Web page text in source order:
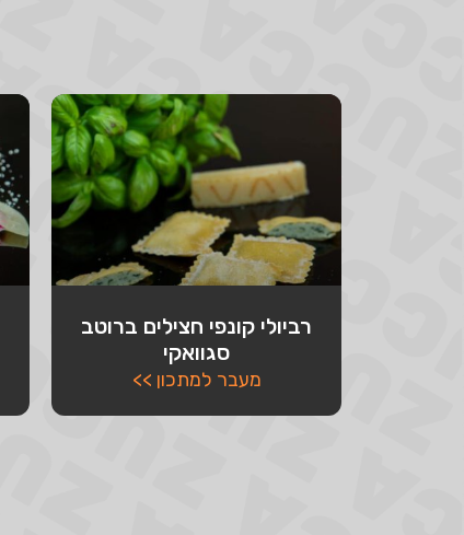
רביולי קונפי חצילים ברוטב
סגוואקי
מעבר למתכון >>